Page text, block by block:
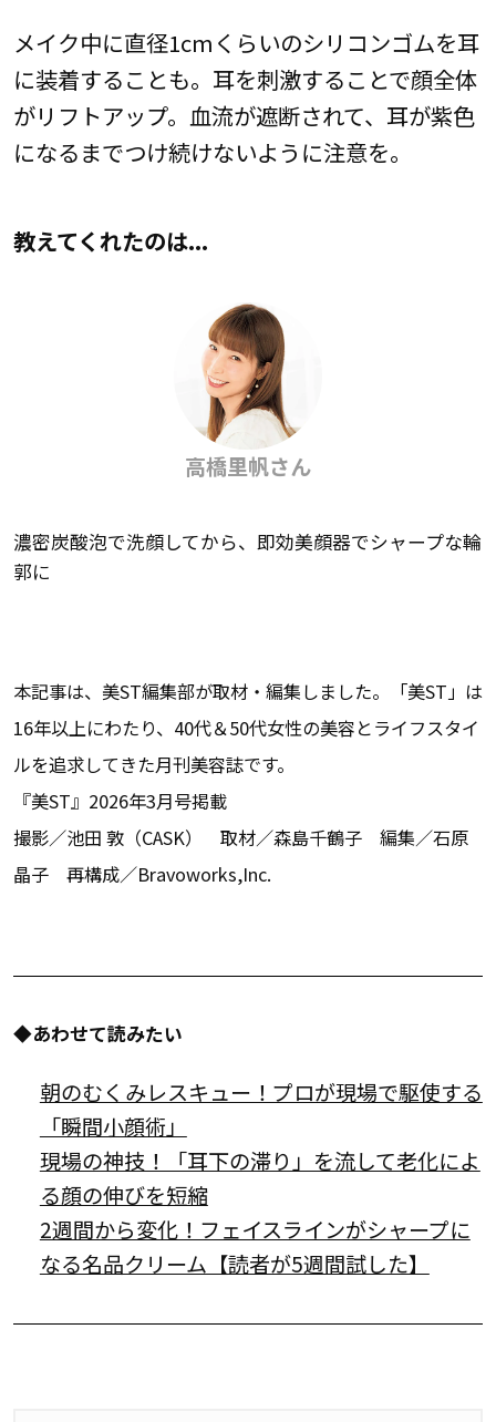
メイク中に直径1cmくらいのシリコンゴムを耳
に装着することも。耳を刺激することで顔全体
がリフトアップ。血流が遮断されて、耳が紫色
になるまでつけ続けないように注意を。
教えてくれたのは...
高橋里帆さん
濃密炭酸泡で洗顔してから、即効美顔器でシャープな輪
郭に
本記事は、美ST編集部が取材・編集しました。「美ST」は
16年以上にわたり、40代＆50代女性の美容とライフスタイ
ルを追求してきた月刊美容誌です。
『美ST』2026年3月号掲載
撮影／池田 敦（CASK） 取材／森島千鶴子 編集／石原
晶子 再構成／Bravoworks,Inc.
◆あわせて読みたい
朝のむくみレスキュー！プロが現場で駆使する
「瞬間小顔術」
現場の神技！「耳下の滞り」を流して老化によ
る顔の伸びを短縮
2週間から変化！フェイスラインがシャープに
なる名品クリーム【読者が5週間試した】